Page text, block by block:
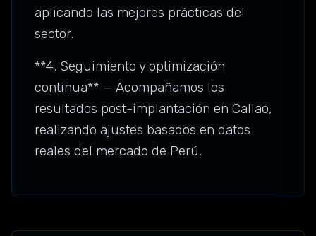
aplicando las mejores prácticas del
sector.
**4. Seguimiento y optimización
continua** — Acompañamos los
resultados post-implantación en Callao,
realizando ajustes basados en datos
reales del mercado de Perú.